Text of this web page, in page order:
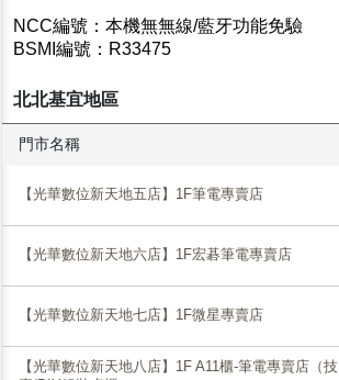
NCC編號：本機無無線/藍牙功能免驗
BSMI編號：R33475
北北基宜地區
門市名稱
【光華數位新天地五店】1F筆電專賣店
【光華數位新天地六店】1F宏碁筆電專賣店
【光華數位新天地七店】1F微星專賣店
【光華數位新天地八店】1F A11櫃-筆電專賣店（技